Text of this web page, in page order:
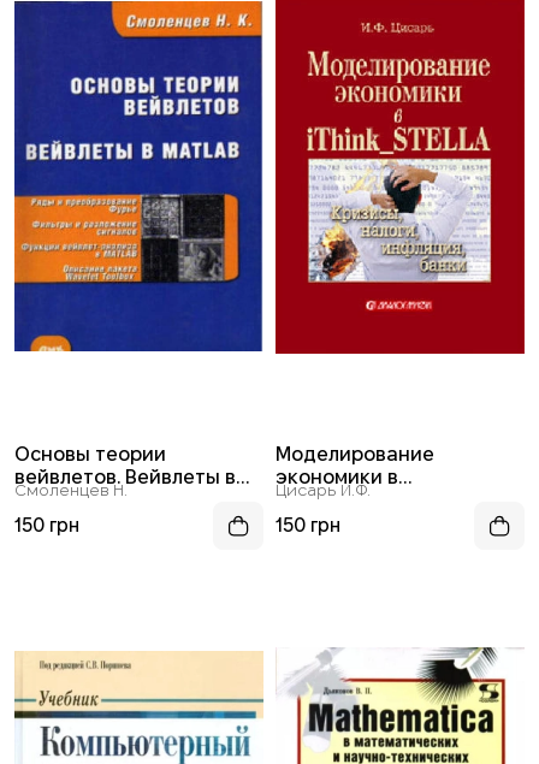
Основы теории
вейвлетов. Вейвлеты в
MATLAB. Учебник
Смоленцев Н.
150 грн
Моделирование
экономики в
iThink_STELLA. Кризисы,
налоги, инфляция, банки
Цисарь И.Ф.
150 грн